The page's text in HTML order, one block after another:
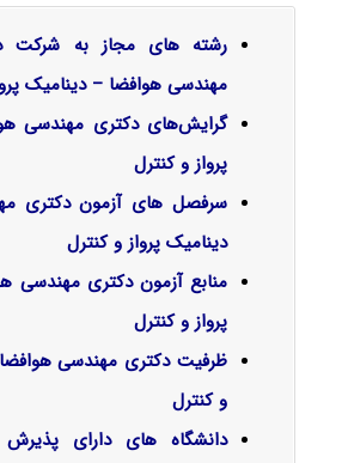
رشته های مجاز به شرکت
مهندسی هوافضا – دینامیک
گرایش‌های دکتری مهندسی
پرواز و کنترل
سرفصل‌ های آزمون دکتری
دینامیک پرواز و کنترل
منابع آزمون دکتری مهندسی
پرواز و کنترل
ظرفیت دکتری مهندسی هوافضا
و کنترل
دانشگاه های دارای